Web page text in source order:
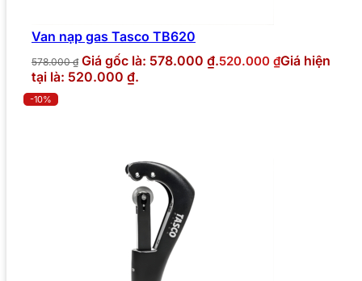
Van nạp gas Tasco TB620
578.000₫ Giá gốc là: 578.000 ₫.520.000 ₫Giá hiện
tại là: 520.000 ₫.
-10%